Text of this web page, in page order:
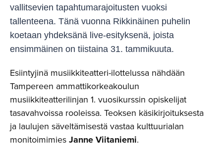
vallitsevien tapahtumarajoitusten vuoksi
tallenteena. Tänä vuonna Rikkinäinen puhelin
koetaan yhdeksänä live-esityksenä, joista
ensimmäinen on tiistaina 31. tammikuuta.
Esiintyjinä musiikkiteatteri-ilottelussa nähdään
Tampereen ammattikorkeakoulun
musiikkiteatterilinjan 1. vuosikurssin opiskelijat
tasavahvoissa rooleissa. Teoksen käsikirjoituksesta
ja laulujen säveltämisestä vastaa kulttuurialan
monitoimimies Janne Viitaniemi.